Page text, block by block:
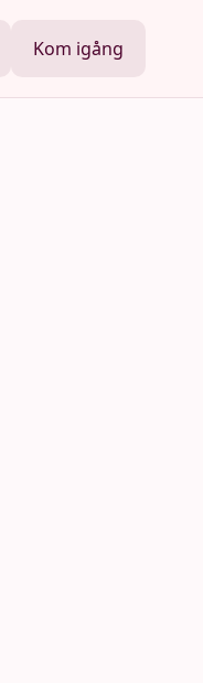
Kom igång